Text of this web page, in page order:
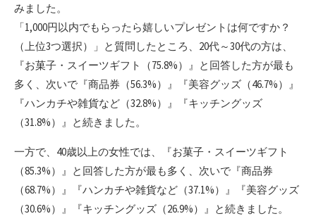
みました。
「1,000円以内でもらったら嬉しいプレゼントは何ですか？
（上位3つ選択）」と質問したところ、20代～30代の方は、
『お菓子・スイーツギフト（75.8%）』と回答した方が最も
多く、次いで『商品券（56.3%）』『美容グッズ（46.7%）』
『ハンカチや雑貨など（32.8%）』『キッチングッズ
（31.8%）』と続きました。
一方で、40歳以上の女性では、『お菓子・スイーツギフト
（85.3%）』と回答した方が最も多く、次いで『商品券
（68.7%）』『ハンカチや雑貨など（37.1%）』『美容グッズ
（30.6%）』『キッチングッズ（26.9%）』と続きました。